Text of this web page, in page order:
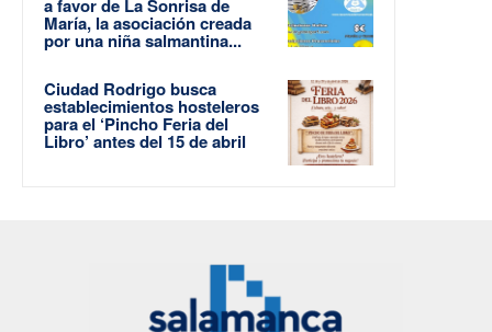
a favor de La Sonrisa de
María, la asociación creada
por una niña salmantina...
Ciudad Rodrigo busca
establecimientos hosteleros
para el ‘Pincho Feria del
Libro’ antes del 15 de abril